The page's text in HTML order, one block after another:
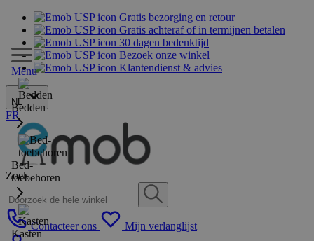
Gratis bezorging en retour
Gratis achteraf of in termijnen betalen
30 dagen bedenktijd
Bezoek onze winkel
Klantendienst & advies
NL
FR
Zoek
Contacteer ons Mijn verlanglijst
Menu
Bedden
Bed-
toebehoren
Kasten